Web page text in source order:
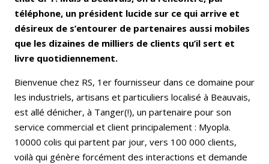
téléphone, un président lucide sur ce qui arrive et
désireux de s’entourer de partenaires aussi mobiles
que les dizaines de milliers de clients qu’il sert et
livre quotidiennement.
Bienvenue chez RS, 1er fournisseur dans ce domaine pour
les industriels, artisans et particuliers localisé à Beauvais,
est allé dénicher, à Tanger(!), un partenaire pour son
service commercial et client principalement : Myopla.
10000 colis qui partent par jour, vers 100 000 clients,
voilà qui génère forcément des interactions et demande